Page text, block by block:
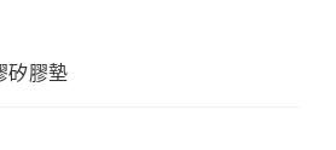
矽膠墊